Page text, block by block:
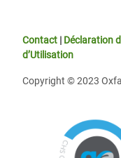
Contact | Déclaration
d’Utilisation
Copyright © 2023